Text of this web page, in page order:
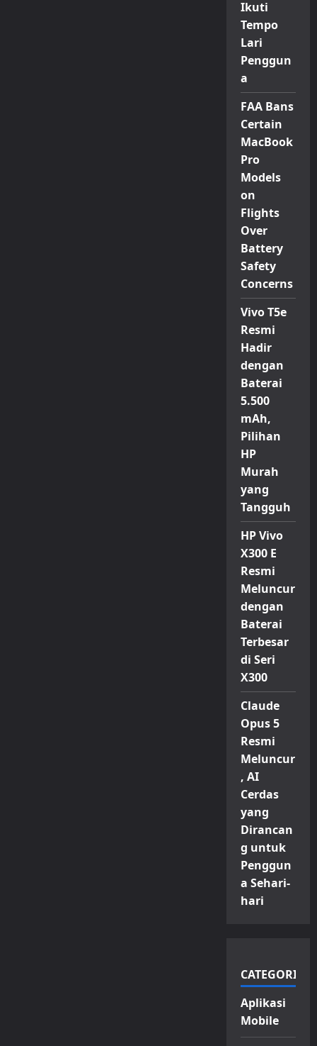
Ikuti
Tempo
Lari
Penggun
a
FAA Bans
Certain
MacBook
Pro
Models
on
Flights
Over
Battery
Safety
Concerns
Vivo T5e
Resmi
Hadir
dengan
Baterai
5.500
mAh,
Pilihan
HP
Murah
yang
Tangguh
HP Vivo
X300 E
Resmi
Meluncur
dengan
Baterai
Terbesar
di Seri
X300
Claude
Opus 5
Resmi
Meluncur
, AI
Cerdas
yang
Dirancan
g untuk
Penggun
a Sehari-
hari
CATEGORIES
Aplikasi
Mobile